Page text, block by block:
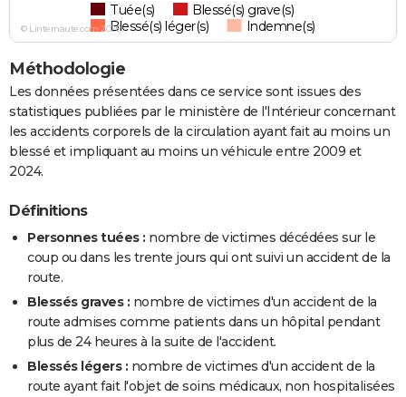
Tuée(s)
Blessé(s) grave(s)
Blessé(s) léger(s)
Indemne(s)
© Linternaute.com 2026
Méthodologie
Les données présentées dans ce service sont issues des
statistiques publiées par le ministère de l'Intérieur concernant
les accidents corporels de la circulation ayant fait au moins un
blessé et impliquant au moins un véhicule entre 2009 et
2024.
Définitions
Personnes tuées : nombre de victimes décédées sur le
coup ou dans les trente jours qui ont suivi un accident de la
route.
Blessés graves : nombre de victimes d'un accident de la
route admises comme patients dans un hôpital pendant
plus de 24 heures à la suite de l'accident.
Blessés légers : nombre de victimes d'un accident de la
route ayant fait l'objet de soins médicaux, non hospitalisées